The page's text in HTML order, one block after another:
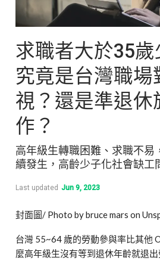
求職者大於35歲
究竟是台灣職場
視？還是準退休
作？
高年級生轉職困難、求職不易
續發生，高齡少子化社會缺工
Last updated Jun 9, 2023
封面圖/ Photo by bruce mars on
台灣 55~64 歲的勞動參與率比其他
麼高年級生沒有等到退休年齡就退